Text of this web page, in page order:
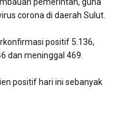
corona di daerah Sulut.
positif 5.136,
dan meninggal 469.
positif hari ini sebanyak